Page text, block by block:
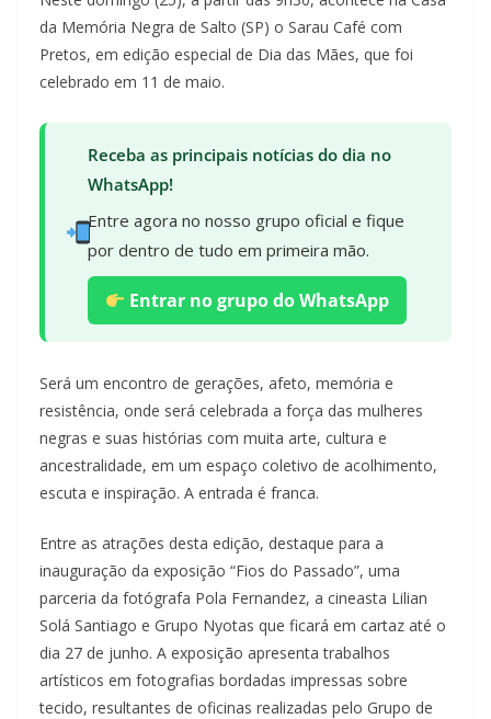
da Memória Negra de Salto (SP) o Sarau Café com
Pretos, em edição especial de Dia das Mães, que foi
celebrado em 11 de maio.
Receba as principais notícias do dia no
WhatsApp!
Entre agora no nosso grupo oficial e fique
por dentro de tudo em primeira mão.
Entrar no grupo do WhatsApp
Será um encontro de gerações, afeto, memória e
resistência, onde será celebrada a força das mulheres
negras e suas histórias com muita arte, cultura e
ancestralidade, em um espaço coletivo de acolhimento,
escuta e inspiração. A entrada é franca.
Entre as atrações desta edição, destaque para a
inauguração da exposição “Fios do Passado”, uma
parceria da fotógrafa Pola Fernandez, a cineasta Lilian
Solá Santiago e Grupo Nyotas que ficará em cartaz até o
dia 27 de junho. A exposição apresenta trabalhos
artísticos em fotografias bordadas impressas sobre
tecido, resultantes de oficinas realizadas pelo Grupo de